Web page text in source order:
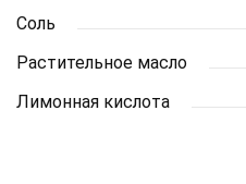
Соль
Растительное масло
Лимонная кислота